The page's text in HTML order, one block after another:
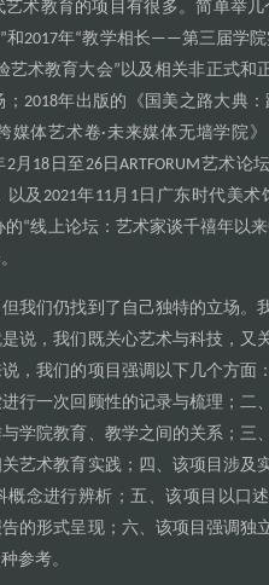
艺术教育的项目有很多。简单举几
”和2017年“教学相长——第三届学
艺术教育大会” 以及相关非正式和
；2018年出版的 《 国美之路大典 ：
媒体艺术卷·未来媒体无墙学院
2月 18 日至 26日ARTFORUM艺术论
以及 2021年11月 1日广东时代美术
的“线上论坛： 艺术家谈千禧年以
。
但我们仍找到了自己独特的立场。
说 ，我们既关心艺术与科技 ， 又
，我们的项目强调以下几个方面
行一次回顾性的记录与梳理 ；二
学院教育 、 教学之间的关系 ； 三
艺术教育实践； 四 、 该项目涉及
概念进行辨析 ； 五 、该项目以口
的形式呈现； 六、 该项目强调独
参考。